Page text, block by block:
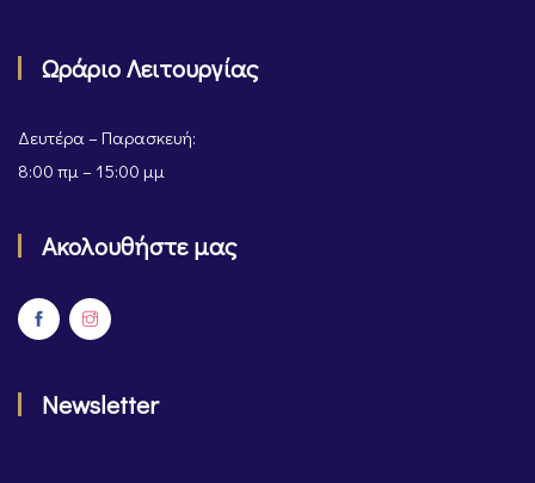
Ωράριο Λειτουργίας
Δευτέρα – Παρασκευή:
8:00 πμ – 15:00 μμ
Ακολουθήστε μας
Newsletter